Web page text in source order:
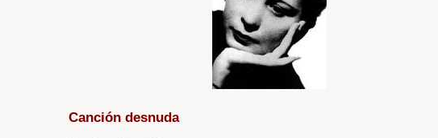
Canción desnuda